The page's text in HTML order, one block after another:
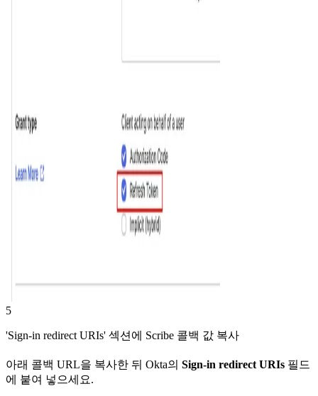
5
'Sign-in redirect URIs' 섹션에 Scribe 콜백 값 복사
아래 콜백 URL을 복사한 뒤 Okta의 Sign-in redirect URIs 필드
에 붙여 넣으세요.